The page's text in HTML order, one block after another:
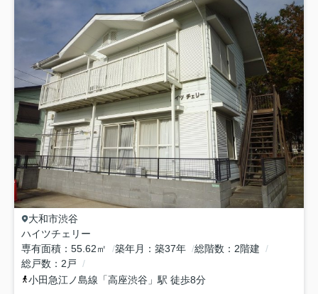
大和市渋谷
ハイツチェリー
専有面積
55.62㎡ 築年月 築37年 総階数
2階建
総戸数
2戸
小田急江ノ島線 「高座渋谷 」駅 徒歩8分